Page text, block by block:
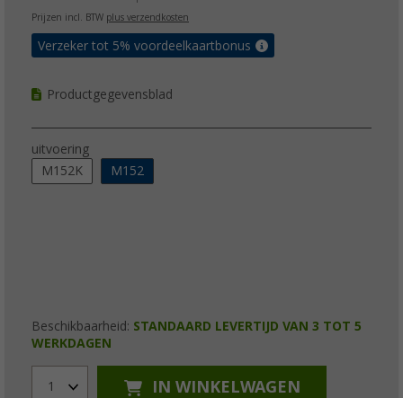
Prijzen incl. BTW plus verzendkosten
Verzeker tot 5% voordeelkaartbonus
Productgegevensblad
uitvoering
M152K
M152
Beschikbaarheid: STANDAARD LEVERTIJD VAN 3 TOT 5
WERKDAGEN
1 IN WINKELWAGEN